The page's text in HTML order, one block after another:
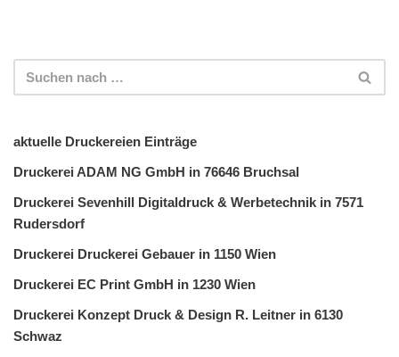
aktuelle Druckereien Einträge
Druckerei ADAM NG GmbH in 76646 Bruchsal
Druckerei Sevenhill Digitaldruck & Werbetechnik in 7571
Rudersdorf
Druckerei Druckerei Gebauer in 1150 Wien
Druckerei EC Print GmbH in 1230 Wien
Druckerei Konzept Druck & Design R. Leitner in 6130
Schwaz